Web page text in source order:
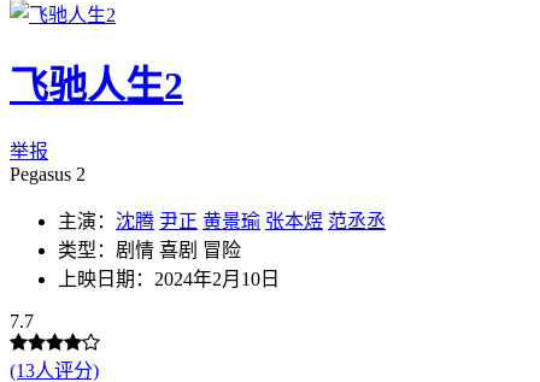
飞驰人生2
举报
Pegasus 2
主演： 沈腾 尹正 黄景瑜 张本煜 范丞丞
类型：剧情 喜剧 冒险
上映日期：2024年2月10日
7.7
(13人评分)